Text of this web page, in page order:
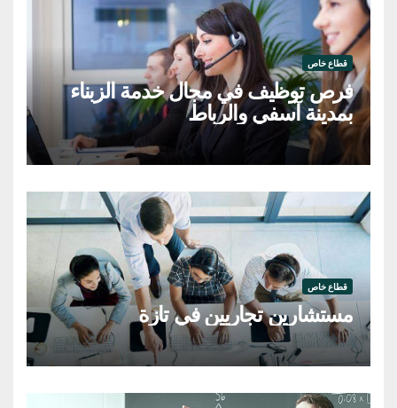
قطاع خاص
فرص توظيف في مجال خدمة الزبناء
بمدينة آسفي والرباط
قطاع خاص
مستشارين تجاريين في تازة